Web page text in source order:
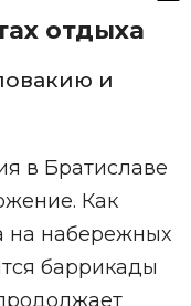
отдыха
и
в Братиславе
Как
на набережных
баррикады